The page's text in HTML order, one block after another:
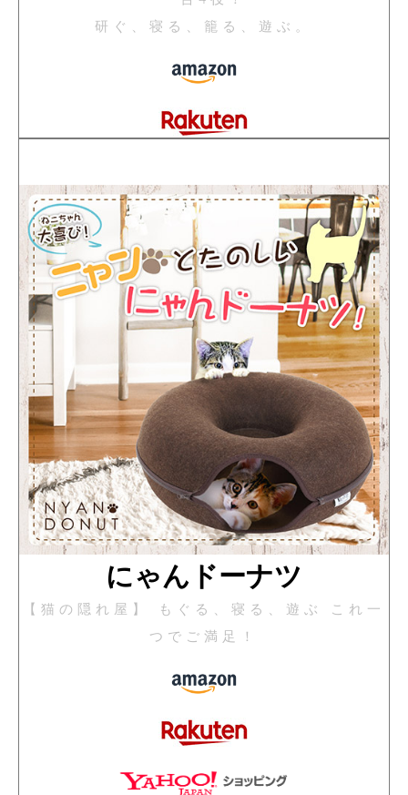
研ぐ、寝る、籠る、遊ぶ。
にゃんドーナツ
【猫の隠れ屋】 もぐる、寝る、遊ぶ これ一
つでご満足！